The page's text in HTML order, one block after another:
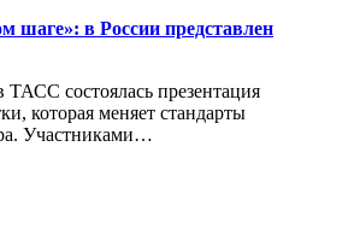
шаге»: в России представлен
ТАСС состоялась презентация
которая меняет стандарты
Участниками…